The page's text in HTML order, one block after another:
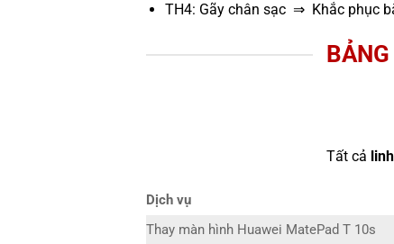
TH4: Gãy chân sạc ⇒ Khắc phục
Tất cả
Dịch vụ
Thay màn hình Huawei MatePad T 10s